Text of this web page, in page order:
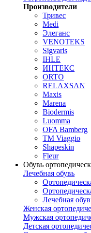
Производители
Тривес
Medi
Элеганс
VENOTEKS
Sigvaris
IHLE
ИНТЕКС
ORTO
RELAXSAN
Maxis
Marena
Biodermis
Luomma
OFA Bamberg
TM Viaggio
Shapeskin
Fleur
Обувь
Лечебная обувь
Лечебная
Женская
Мужская
Детская